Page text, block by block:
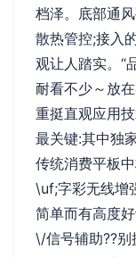
档泽。底部通
散热管控;接入
观让人踏实。“
耐看不少～放
重挺直观应用
最关键:其中独
传统消费平板
\uf;字彩无线增
简单而有高度
\/信号辅助??别